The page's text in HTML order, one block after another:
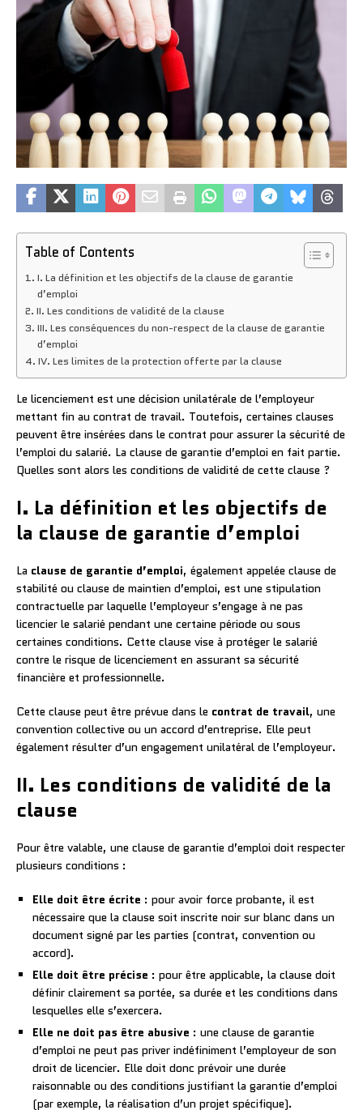
Table of Contents
I. La définition et les objectifs de la clause de garantie
d’emploi
II. Les conditions de validité de la clause
III. Les conséquences du non-respect de la clause de garantie
d’emploi
IV. Les limites de la protection offerte par la clause
Le licenciement est une décision unilatérale de l’employeur
mettant fin au contrat de travail. Toutefois, certaines clauses
peuvent être insérées dans le contrat pour assurer la sécurité de
l’emploi du salarié. La clause de garantie d’emploi en fait partie.
Quelles sont alors les conditions de validité de cette clause ?
I. La définition et les objectifs de
la clause de garantie d’emploi
La clause de garantie d’emploi, également appelée clause de
stabilité ou clause de maintien d’emploi, est une stipulation
contractuelle par laquelle l’employeur s’engage à ne pas
licencier le salarié pendant une certaine période ou sous
certaines conditions. Cette clause vise à protéger le salarié
contre le risque de licenciement en assurant sa sécurité
financière et professionnelle.
Cette clause peut être prévue dans le contrat de travail, une
convention collective ou un accord d’entreprise. Elle peut
également résulter d’un engagement unilatéral de l’employeur.
II. Les conditions de validité de la
clause
Pour être valable, une clause de garantie d’emploi doit respecter
plusieurs conditions :
Elle doit être écrite : pour avoir force probante, il est
nécessaire que la clause soit inscrite noir sur blanc dans un
document signé par les parties (contrat, convention ou
accord).
Elle doit être précise : pour être applicable, la clause doit
définir clairement sa portée, sa durée et les conditions dans
lesquelles elle s’exercera.
Elle ne doit pas être abusive : une clause de garantie
d’emploi ne peut pas priver indéfiniment l’employeur de son
droit de licencier. Elle doit donc prévoir une durée
raisonnable ou des conditions justifiant la garantie d’emploi
(par exemple, la réalisation d’un projet spécifique).